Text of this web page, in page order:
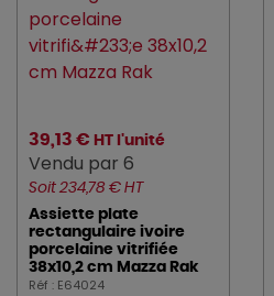
39,13 € HT l'unité
Vendu par 6
Soit 234,78 € HT
Assiette plate
rectangulaire ivoire
porcelaine vitrifiée
38x10,2 cm Mazza Rak
Réf : E64024